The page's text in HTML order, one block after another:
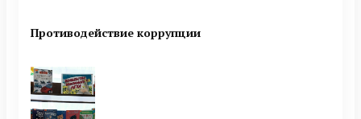
Противодействие коррупции